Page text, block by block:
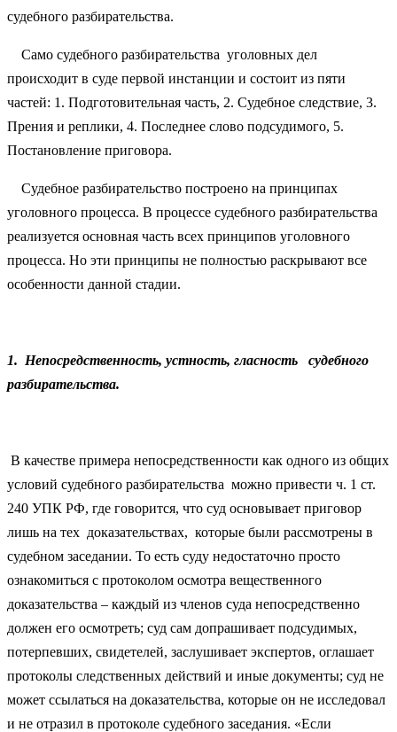
судебного разбирательства.
Само судебного разбирательства уголовных дел
происходит в суде первой инстанции и состоит из пяти
частей: 1. Подготовительная часть, 2. Судебное следствие, 3.
Прения и реплики, 4. Последнее слово подсудимого, 5.
Постановление приговора.
Судебное разбирательство построено на принципах
уголовного процесса. В процессе судебного разбирательства
реализуется основная часть всех принципов уголовного
процесса. Но эти принципы не полностью раскрывают все
особенности данной стадии.
1. Непосредственность, устность, гласность судебного
разбирательства.
В качестве примера непосредственности как одного из общих
условий судебного разбирательства можно привести ч. 1 ст.
240 УПК РФ, где говорится, что суд основывает приговор
лишь на тех доказательствах, которые были рассмотрены в
судебном заседании. То есть суду недостаточно просто
ознакомиться с протоколом осмотра вещественного
доказательства – каждый из членов суда непосредственно
должен его осмотреть; суд сам допрашивает подсудимых,
потерпевших, свидетелей, заслушивает экспертов, оглашает
протоколы следственных действий и иные документы; суд не
может ссылаться на доказательства, которые он не исследовал
и не отразил в протоколе судебного заседания. «Если